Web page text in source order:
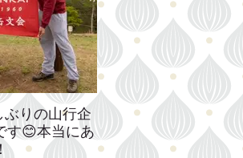
りの山行企
す😊本当にあ